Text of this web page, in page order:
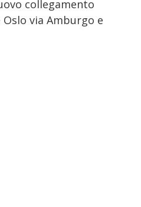
collegamento
via Amburgo e